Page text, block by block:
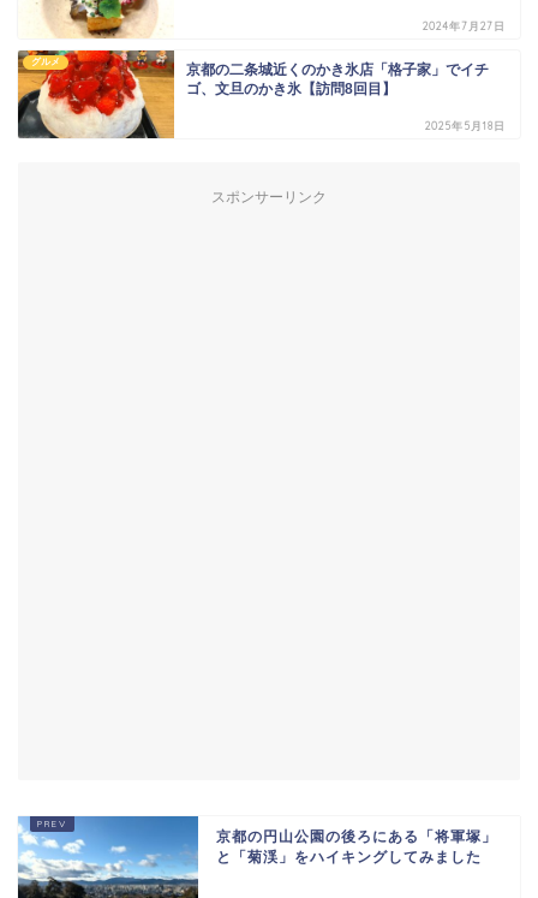
2024年7月27日
グルメ
京都の二条城近くのかき氷店「格子家」でイチ
ゴ、文旦のかき氷【訪問8回目】
2025年5月18日
スポンサーリンク
京都の円山公園の後ろにある「将軍塚」
と「菊渓」をハイキングしてみました